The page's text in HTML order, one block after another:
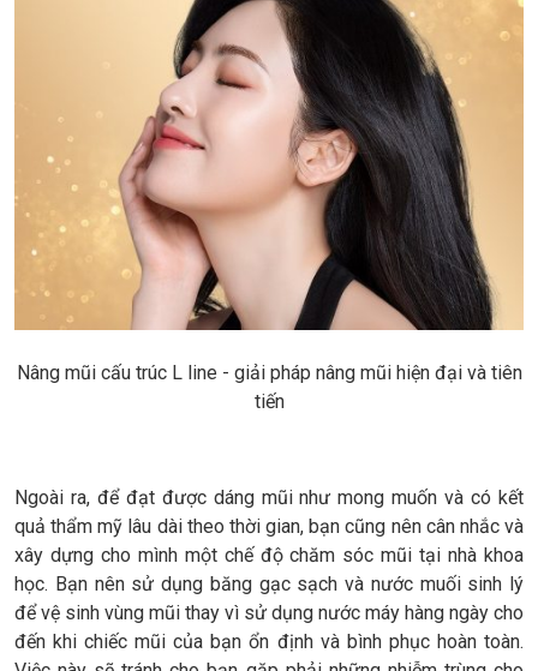
Nâng mũi cấu trúc L line - giải pháp nâng mũi hiện đại và tiên
tiến
Ngoài ra, để đạt được dáng mũi như mong muốn và có kết
quả thẩm mỹ lâu dài theo thời gian, bạn cũng nên cân nhắc và
xây dựng cho mình một chế độ chăm sóc mũi tại nhà khoa
học. Bạn nên sử dụng băng gạc sạch và nước muối sinh lý
để vệ sinh vùng mũi thay vì sử dụng nước máy hàng ngày cho
đến khi chiếc mũi của bạn ổn định và bình phục hoàn toàn.